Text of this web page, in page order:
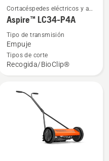
Ver
más
sobre
Aspire™
LC34-
Cortacéspedes eléctricos y a
batería
Aspire™ LC34-P4A
Tipo de transmisión
Empuje
Tipos de corte
Recogida/BioClip®